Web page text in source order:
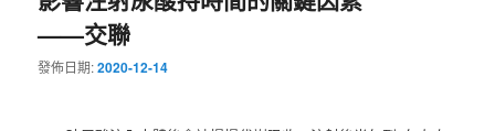
——交聯
發佈日期:2020-12-14